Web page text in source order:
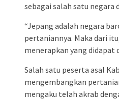
sebagai salah satu
“Jepang adalah negara
pertaniannya. Maka dari
menerapkan yang didapat
Salah satu peserta asal
mengembangkan
mengaku telah akrab